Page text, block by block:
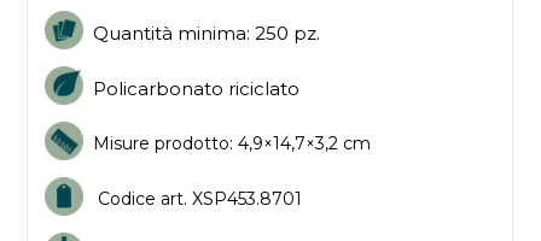
Quantità minima: 250 pz.
Policarbonato riciclato
Misure prodotto: 4,9×14,7×3,2 cm
Codice art. XSP453.8701